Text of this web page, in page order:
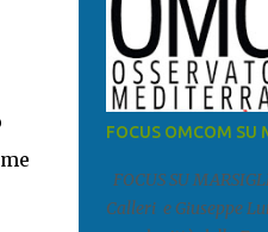
FOCUS OMCOM SU
FOCUS SU
Calleri e Giuseppe